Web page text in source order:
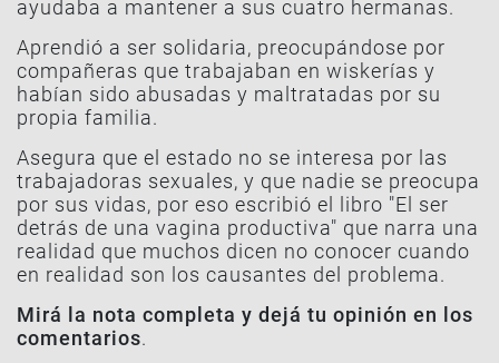
ayudaba a mantener a sus cuatro hermanas.
Aprendió a ser solidaria, preocupándose por
compañeras que trabajaban en wiskerías y
habían sido abusadas y maltratadas por su
propia familia.
Asegura que el estado no se interesa por las
trabajadoras sexuales, y que nadie se preocupa
por sus vidas, por eso escribió el libro "El ser
detrás de una vagina productiva" que narra una
realidad que muchos dicen no conocer cuando
en realidad son los causantes del problema.
Mirá la nota completa y dejá tu opinión en los
comentarios.